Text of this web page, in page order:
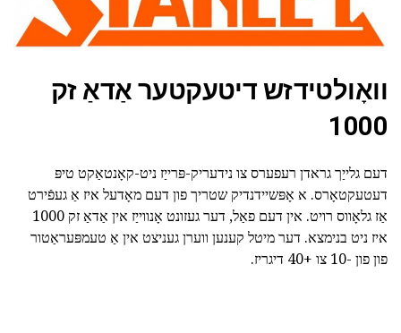
וואָולטידזש דיטעקטער אַדאַ זק
1000
דעם גלייַך גראדן רעפערס צו נידעריק-פּרייַז ניט-קאָנטאַקט טיפּ
דעטעקטאָרס. א אָפּשיידנדיק שטריך פון דעם מאָדעל איז אַ געפֿירט
אַז גלאָווס רויט. אין דעם פאַל, דער געזונט אָנווייַז אין אַדאַ זק 1000
איז ניט בנימצא. דער מיטל קענען ווערן געניצט אין אַ טעמפּעראַטור
פון פון -10 צו +40 דיגריז.